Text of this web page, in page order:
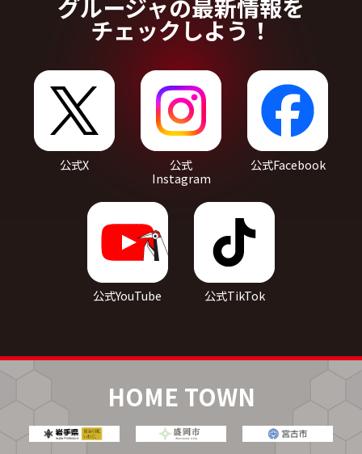
グルージャの最新情報を
チェックしよう！
公式X
公式
Instagram
公式Facebook
公式YouTube 公式TikTok
HOME TOWN